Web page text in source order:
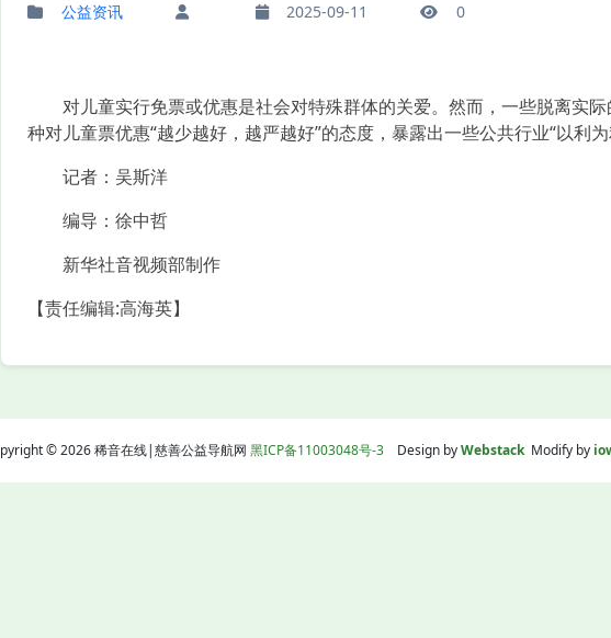
公益资讯 2025-09-11 0
对儿童实行免票或优惠是社会对特殊群体的关爱。然而，一些脱离实际
种对儿童票优惠“越少越好，越严越好”的态度，暴露出一些公共行业“以利为
记者：吴斯洋
编导：徐中哲
新华社音视频部制作
【责任编辑:高海英】
© 2026 稀音在线|慈善公益导航网 黑ICP备11003048号-3 Design byWebstackModify by